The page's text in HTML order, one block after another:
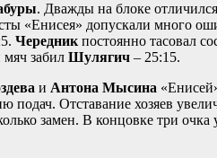
. Дважды на блоке отличился
«Енисея» допускали много
Чередник постоянно тасовал
забил Шулягич – 25:15.
и Антона Мысина
подач. Отставание хозяев
замен. В концовке три очка